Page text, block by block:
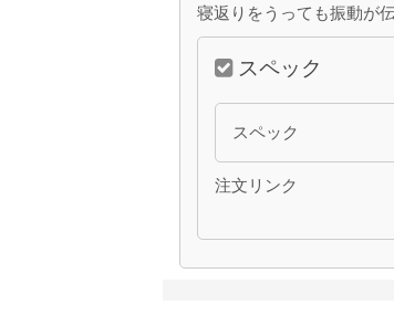
寝返りをうっても振動が
スペック
スペック
注文リンク